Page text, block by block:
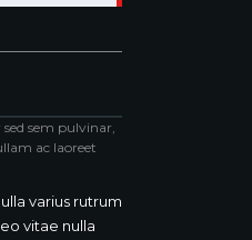
sed sem pulvinar,
ac laoreet
varius rutrum
vitae nulla